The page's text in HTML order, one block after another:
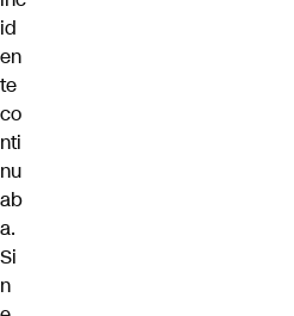
id
en
te
co
nti
nu
ab
a.
Si
n